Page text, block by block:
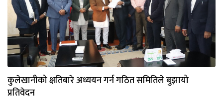
कुलेखानीको क्षतिबारे अध्ययन गर्न गठित समितिले बुझायो
प्रतिवेदन